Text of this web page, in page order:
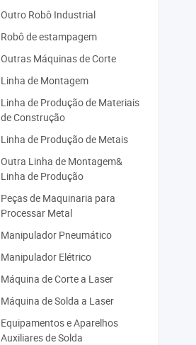
Outro Robô Industrial
Robô de estampagem
Outras Máquinas de Corte
Linha de Montagem
Linha de Produção de Materiais
de Construção
Linha de Produção de Metais
Outra Linha de Montagem&
Linha de Produção
Peças de Maquinaria para
Processar Metal
Manipulador Pneumático
Manipulador Elétrico
Máquina de Corte a Laser
Máquina de Solda a Laser
Equipamentos e Aparelhos
Auxiliares de Solda